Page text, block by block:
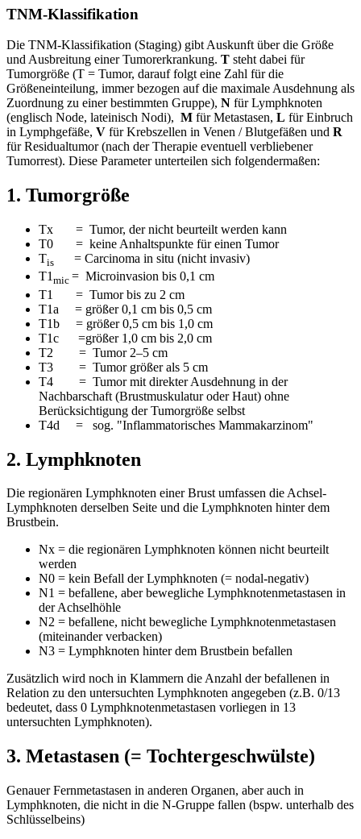
TNM-Klassifikation
Die TNM-Klassifikation (Staging) gibt Auskunft über die Größe
und Ausbreitung einer Tumorerkrankung. T steht dabei für
Tumorgröße (T = Tumor, darauf folgt eine Zahl für die
Größeneinteilung, immer bezogen auf die maximale Ausdehnung als
Zuordnung zu einer bestimmten Gruppe), N für Lymphknoten
(englisch Node, lateinisch Nodi), M für Metastasen, L für Einbruch
in Lymphgefäße, V für Krebszellen in Venen / Blutgefäßen und R
für Residualtumor (nach der Therapie eventuell verbliebener
Tumorrest). Diese Parameter unterteilen sich folgendermaßen:
1. Tumorgröße
Tx = Tumor, der nicht beurteilt werden kann
T0 = keine Anhaltspunkte für einen Tumor
Tis
= Carcinoma in situ (nicht invasiv)
T1mic = Microinvasion bis 0,1 cm
T1 = Tumor bis zu 2 cm
T1a = größer 0,1 cm bis 0,5 cm
T1b = größer 0,5 cm bis 1,0 cm
T1c =größer 1,0 cm bis 2,0 cm
T2 = Tumor 2–5 cm
T3 = Tumor größer als 5 cm
T4 = Tumor mit direkter Ausdehnung in der
Nachbarschaft (Brustmuskulatur oder Haut) ohne
Berücksichtigung der Tumorgröße selbst
T4d = sog. "Inflammatorisches Mammakarzinom"
2. Lymphknoten
Die regionären Lymphknoten einer Brust umfassen die Achsel-
Lymphknoten derselben Seite und die Lymphknoten hinter dem
Brustbein.
Nx = die regionären Lymphknoten können nicht beurteilt
werden
N0 = kein Befall der Lymphknoten (= nodal-negativ)
N1 = befallene, aber bewegliche Lymphknotenmetastasen in
der Achselhöhle
N2 = befallene, nicht bewegliche Lymphknotenmetastasen
(miteinander verbacken)
N3 = Lymphknoten hinter dem Brustbein befallen
Zusätzlich wird noch in Klammern die Anzahl der befallenen in
Relation zu den untersuchten Lymphknoten angegeben (z.B. 0/13
bedeutet, dass 0 Lymphknotenmetastasen vorliegen in 13
untersuchten Lymphknoten).
3. Metastasen (= Tochtergeschwülste)
Genauer Fernmetastasen in anderen Organen, aber auch in
Lymphknoten, die nicht in die N-Gruppe fallen (bspw. unterhalb des
Schlüsselbeins)